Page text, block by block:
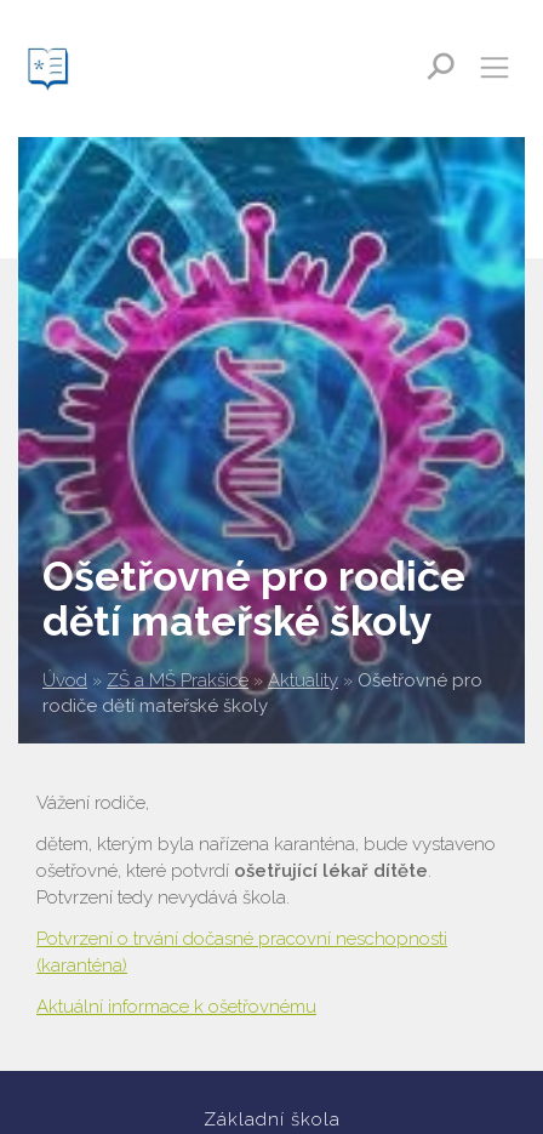
Ošetřovné pro rodiče
dětí mateřské školy
Úvod » ZŠ a MŠ Prakšice » Aktuality » Ošetřovné pro
rodiče dětí mateřské školy
Vážení rodiče,
dětem, kterým byla nařízena karanténa, bude vystaveno
ošetřovné, které potvrdí ošetřující lékař dítěte.
Potvrzení tedy nevydává škola.
Potvrzení o trvání dočasné pracovní neschopnosti
(karanténa)
Aktuální informace k ošetřovnému
Základní škola